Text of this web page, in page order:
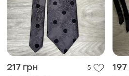
217 грн 5 197